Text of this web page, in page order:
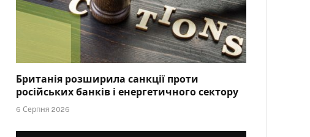
Британія розширила санкції проти
російських банків і енергетичного сектору
6 Серпня 2026